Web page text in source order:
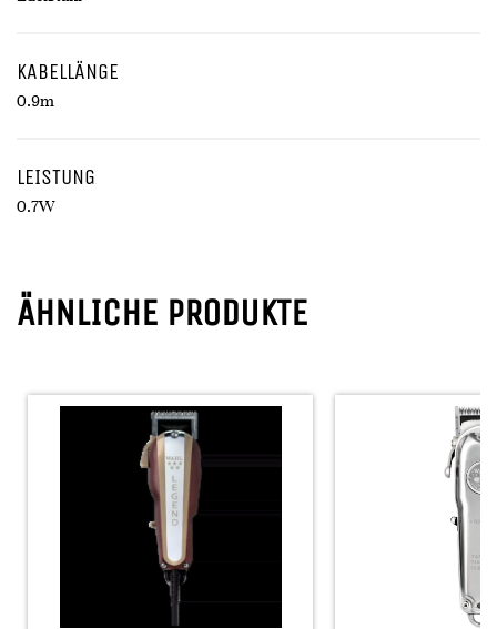
KABELLÄNGE
0.9m
LEISTUNG
0.7W
ÄHNLICHE PRODUKTE